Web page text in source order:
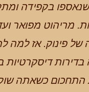
בקפידה
מריהוט מפואר
של פינוק. אז
בדירות
כשאתה